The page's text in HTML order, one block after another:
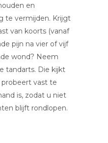
en
te vermijden. Krijgt
van koorts (vanaf
pijn na vier of vijf
wond? Neem
tandarts. Die kijkt
vast te
is, zodat u niet
blijft rondlopen.